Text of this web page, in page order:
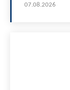
07.08.2026